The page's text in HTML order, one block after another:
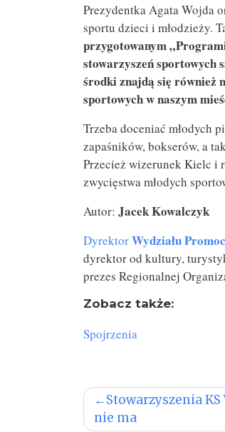
Prezydentka Agata Wojda
sportu dzieci i młodzieży.
przygotowanym
stowarzyszeń sportowych
środki znajdą się również
sportowych w naszym
Trzeba doceniać młodych
zapaśników, bokserów, a
Przecież wizerunek Kielc i
zwycięstwa młodych
Autor: Jacek Kowalczyk
DyrektorWydziału
dyrektor od kultury,
prezes Regionalnej
Zobacz także:
Spojrzenia
Nawigacja
Stowarzyszenia KS
nie ma